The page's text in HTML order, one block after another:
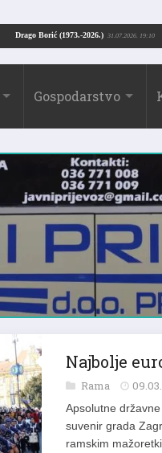
Drago Borić (1973.-2026.)
24.07.2026. 13:51
Gospodarstvo
Najbolje
Rama
Apsolutne
suvenir grada
ramskim